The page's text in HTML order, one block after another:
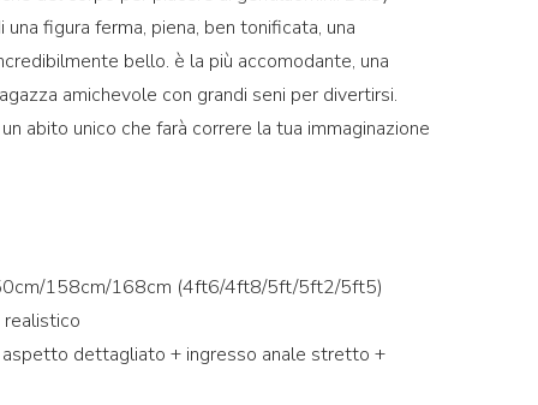
figura ferma, piena, ben tonificata, una
bello. è la più accomodante, una
amichevole con grandi seni per divertirsi.
abito unico che farà correre la tua immaginazione
158cm/168cm (4ft6/4ft8/5ft/5ft2/5ft5)
realistico
aspetto dettagliato + ingresso anale stretto +